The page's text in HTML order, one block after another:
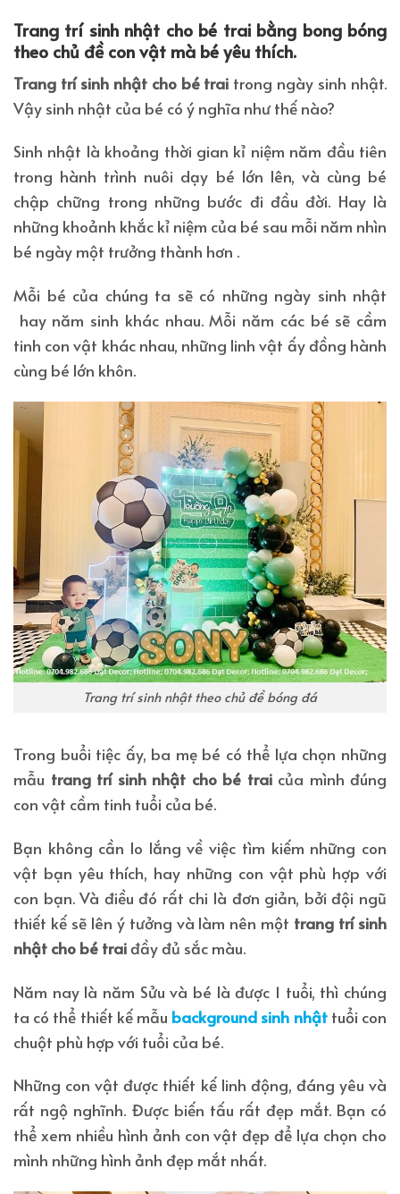
Trang trí sinh nhật cho bé trai bằng bong bóng
theo chủ đề con vật mà bé yêu thích.
Trang trí sinh nhật cho bé trai trong ngày sinh nhật.
Vậy sinh nhật của bé có ý nghĩa như thế nào?
Sinh nhật là khoảng thời gian kỉ niệm năm đầu tiên
trong hành trình nuôi dạy bé lớn lên, và cùng bé
chập chững trong những bước đi đầu đời. Hay là
những khoảnh khắc kỉ niệm của bé sau mỗi năm nhìn
bé ngày một trưởng thành hơn .
Mỗi bé của chúng ta sẽ có những ngày sinh nhật
hay năm sinh khác nhau. Mỗi năm các bé sẽ cầm
tinh con vật khác nhau, những linh vật ấy đồng hành
cùng bé lớn khôn.
Trang trí sinh nhật theo chủ đề bóng đá
Trong buổi tiệc ấy, ba mẹ bé có thể lựa chọn những
mẫu trang trí sinh nhật cho bé traicủa mình đúng
con vật cầm tinh tuổi của bé.
Bạn không cần lo lắng về việc tìm kiếm những con
vật bạn yêu thích, hay những con vật phù hợp với
con bạn. Và điều đó rất chi là đơn giản, bởi đội ngũ
thiết kế sẽ lên ý tưởng và làm nên một trang trí sinh
nhật cho bé traiđầy đủ sắc màu.
Năm nay là năm Sửu và bé là được 1 tuổi, thì chúng
ta có thể thiết kế mẫu background sinh nhậttuổi con
chuột phù hợp với tuổi của bé.
Những con vật được thiết kế linh động, đáng yêu và
rất ngộ nghĩnh. Được biến tấu rất đẹp mắt. Bạn có
thể xem nhiều hình ảnh con vật đẹp để lựa chọn cho
mình những hình ảnh đẹp mắt nhất.